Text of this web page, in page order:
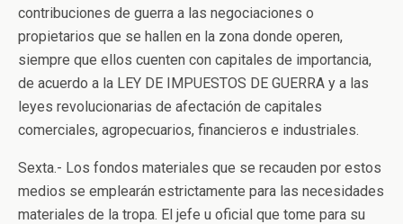
contribuciones de guerra a las negociaciones o
propietarios que se hallen en la zona donde operen,
siempre que ellos cuenten con capitales de importancia,
de acuerdo a la LEY DE IMPUESTOS DE GUERRA y a las
leyes revolucionarias de afectación de capitales
comerciales, agropecuarios, financieros e industriales.
Sexta.- Los fondos materiales que se recauden por estos
medios se emplearán estrictamente para las necesidades
materiales de la tropa. El jefe u oficial que tome para su